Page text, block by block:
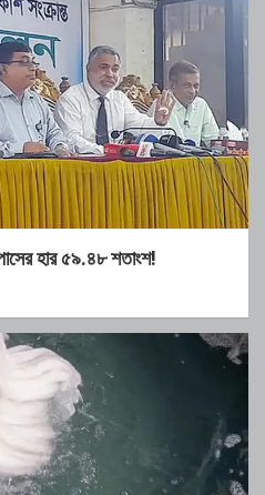
হার ৫৯.৪৮ শতাংশ!